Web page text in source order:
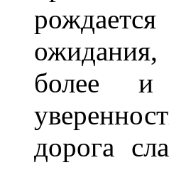
более и
дорога